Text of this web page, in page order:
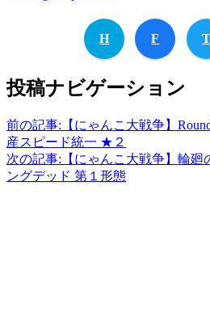
H F T
投稿ナビゲーション
前の記事: 【にゃんこ大戦争】
産スピード統一 ★２
次の記事: 【にゃんこ大戦争】輪
ングデッド 第１形態